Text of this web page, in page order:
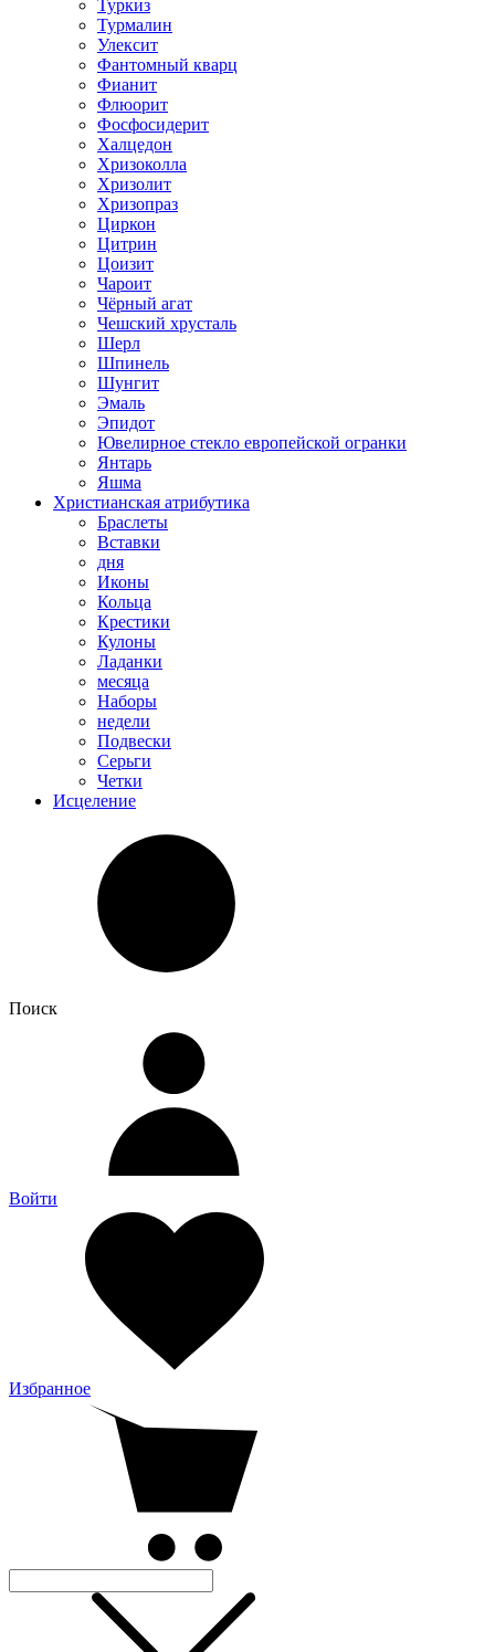
Туркиз
Турмалин
Улексит
Фантомный кварц
Фианит
Флюорит
Фосфосидерит
Халцедон
Хризоколла
Хризолит
Хризопраз
Циркон
Цитрин
Цоизит
Чароит
Чёрный агат
Чешский хрусталь
Шерл
Шпинель
Шунгит
Эмаль
Эпидот
Ювелирное стекло европейской огранки
Янтарь
Яшма
Христианская атрибутика
Браслеты
Вставки
дня
Иконы
Кольца
Крестики
Кулоны
Ладанки
месяца
Наборы
недели
Подвески
Серьги
Четки
Исцеление
Поиск
Войти
Избранное